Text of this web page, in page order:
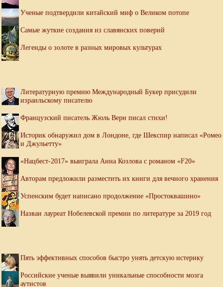
Ученые подтвердили китайский миф о Великом потопе
Самые жуткие создания из славянских поверий
Легенды о золоте в разных мировых культурах
Литературную премию Международный Букер присудили
израильскому писателю
Французский писатель Жюль Верн писал стихи!
Историк обнаружил дом в Лондоне, где Шекспир написал «Ромео
и Джульетту»
«Нацбест-2017» выиграла Анна Козлова с романом «F20»
Авторам предложили разместить их книги для вечного хранения
Успенским будет написано продолжение «Простоквашино»
Назван лауреат Нобелевской премии по литературе за 2019 год
Пять эффективных способов быстро унять детскую истерику
Российские ученые выявили уникальные способности мозга
аутистов